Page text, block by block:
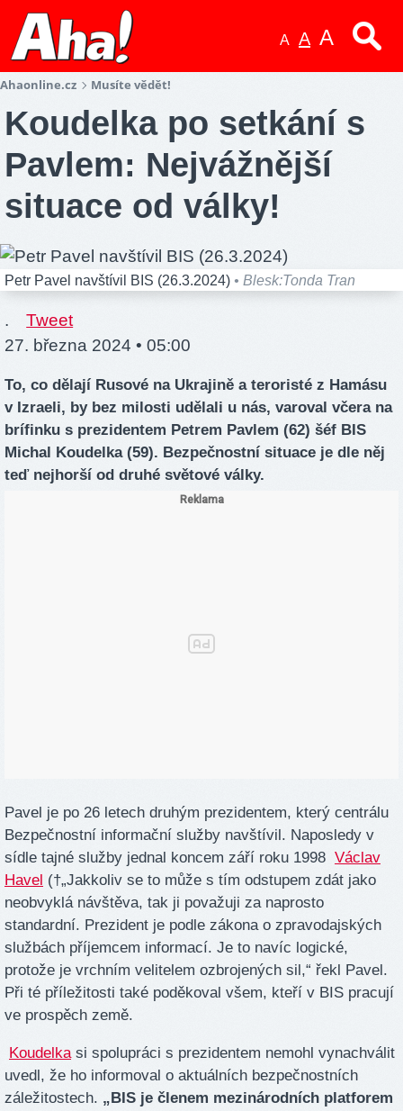
A A A
Ahaonline.cz Musíte vědět!
Koudelka po setkání s
Pavlem: Nejvážnější
situace od války!
Petr Pavel navštívil BIS (26.3.2024) • Blesk:Tonda Tran
.
Tweet
27. března 2024 • 05:00
To, co dělají Rusové na Ukrajině a teroristé z Hamásu
v Izraeli, by bez milosti udělali u nás, varoval včera na
brífinku s prezidentem Petrem Pavlem (62) šéf BIS
Michal Koudelka (59). Bezpečnostní situace je dle něj
teď nejhorší od druhé světové války.
Pavel je po 26 letech druhým prezidentem, který centrálu
Bezpečnostní informační služby navštívil. Naposledy v
sídle tajné služby jednal koncem září roku 1998 Václav
Havel (†„Jakkoliv se to může s tím odstupem zdát jako
neobvyklá návštěva, tak ji považuji za naprosto
standardní. Prezident je podle zákona o zpravodajských
službách příjemcem informací. Je to navíc logické,
protože je vrchním velitelem ozbrojených sil,“ řekl Pavel.
Při té příležitosti také poděkoval všem, kteří v BIS pracují
ve prospěch země.
Koudelkasi spolupráci s prezidentem nemohl vynachválit
uvedl, že ho informoval o aktuálních bezpečnostních
záležitostech. „BIS je členem mezinárodních platforem